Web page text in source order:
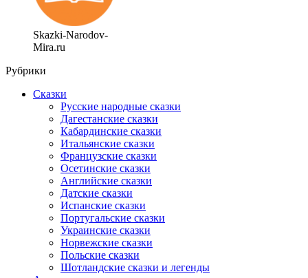
Skazki-Narodov-
Mira.ru
Рубрики
Сказки
Русские народные сказки
Дагестанские сказки
Кабардинские сказки
Итальянские сказки
Французские сказки
Осетинские сказки
Английские сказки
Датские сказки
Испанские сказки
Португальские сказки
Украинские сказки
Норвежские сказки
Польские сказки
Шотландские сказки и легенды